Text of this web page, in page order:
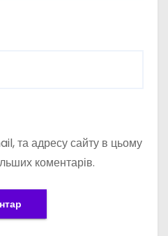
та адресу сайту в цьому
коментарів.